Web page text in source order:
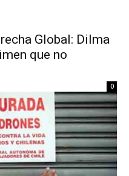
Global: Dilma
que no
0